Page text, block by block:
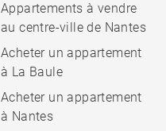
Appartements à vendre
au centre-ville de Nantes
Acheter un appartement
à La Baule
Acheter un appartement
à Nantes